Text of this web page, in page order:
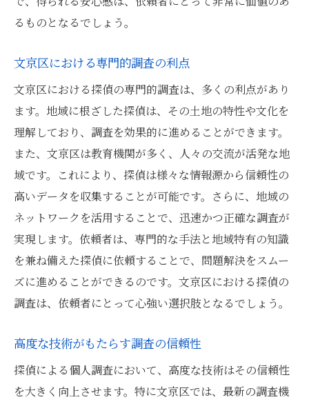
るものとなるでしょう。
文京区における専門的調査の利点
文京区における探偵の専門的調査は、多くの利点があり
ます。地域に根ざした探偵は、その土地の特性や文化を
理解しており、調査を効果的に進めることができます。
また、文京区は教育機関が多く、人々の交流が活発な地
域です。これにより、探偵は様々な情報源から信頼性の
高いデータを収集することが可能です。さらに、地域の
ネットワークを活用することで、迅速かつ正確な調査が
実現します。依頼者は、専門的な手法と地域特有の知識
を兼ね備えた探偵に依頼することで、問題解決をスムー
ズに進めることができるのです。文京区における探偵の
調査は、依頼者にとって心強い選択肢となるでしょう。
高度な技術がもたらす調査の信頼性
探偵による個人調査において、高度な技術はその信頼性
を大きく向上させます。特に文京区では、最新の調査機